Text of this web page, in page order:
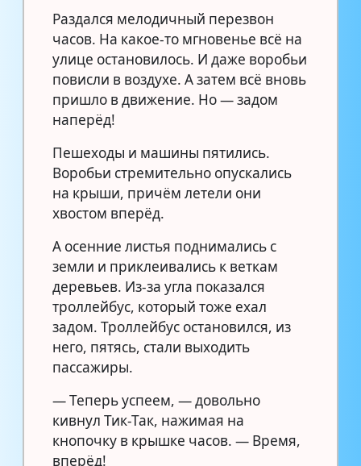
Раздался мелодичный перезвон
часов. На какое-то мгновенье всё на
улице остановилось. И даже воробьи
повисли в воздухе. А затем всё вновь
пришло в движение. Но — задом
наперёд!
Пешеходы и машины пятились.
Воробьи стремительно опускались
на крыши, причём летели они
хвостом вперёд.
А осенние листья поднимались с
земли и приклеивались к веткам
деревьев. Из-за угла показался
троллейбус, который тоже ехал
задом. Троллейбус остановился, из
него, пятясь, стали выходить
пассажиры.
— Теперь успеем, — довольно
кивнул Тик-Так, нажимая на
кнопочку в крышке часов. — Время,
вперёд!